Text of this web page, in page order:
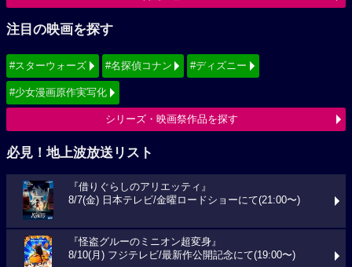
注目の映画を探す
#スターウォーズ #名探偵コナン #ディズニー
#少女漫画原作実写化
シリーズ・映画祭作品を探す
必見！地上波放送リスト
『借りぐらしのアリエッティ』
8/7(金) 日本テレビ/金曜ロードショーにて(21:00〜)
『怪盗グルーのミニオン超変身』
8/10(月) フジテレビ/最新作公開記念にて(19:00〜)